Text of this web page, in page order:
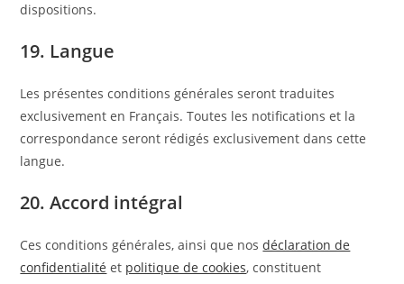
dispositions.
19. Langue
Les présentes conditions générales seront traduites
exclusivement en Français. Toutes les notifications et la
correspondance seront rédigés exclusivement dans cette
langue.
20. Accord intégral
Ces conditions générales, ainsi que nosdéclaration de
confidentialité et politique de cookies, constituent